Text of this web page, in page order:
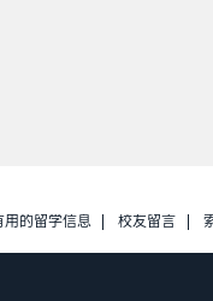
用的留学信息 校友留言